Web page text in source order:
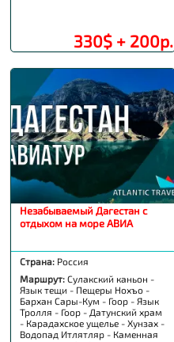
330$ + 200р.
Незабываемый Дагестан с
отдыхом на море АВИА
Страна: Россия
Маршрут: Сулакский каньон -
Язык тещи - Пещеры Нохъо -
Бархан Сары-Кум - Гоор - Язык
Тролля - Гоор - Датунский храм
- Карадахское ущелье - Хунзах -
Водопад Итлятляр - Каменная